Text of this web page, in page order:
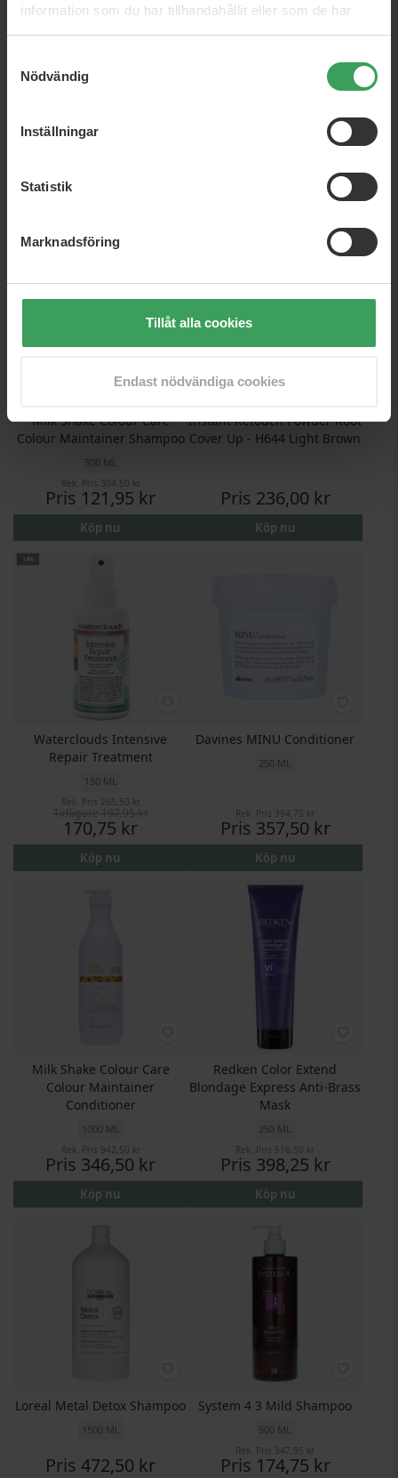
information som du har tillhandahållit eller som de har
samlat in när du har använt deras tjänster.
Nödvändig
Inställningar
Statistik
Marknadsföring
Tillåt alla cookies
Endast nödvändiga cookies
REF Hair And Body Shampoo
Pris
Milk Shake Colour Care
136,75 kr
Milk Shake Colour Care
Colour Maintainer Shampoo
300 ML
Rek. Pris 304,50 kr
Pris 121,95 kr
Köp nu
Instant Retouch Powder Root
Cover Up - H644 Light Brown
Pris 236,00 kr
Köp nu
14%
Waterclouds Intensive
Repair Treatment
150 ML
Rek. Pris 265,50 kr
Pris
170,75 kr
Köp nu
Davines MINU Conditioner
250 ML
Rek. Pris 394,75 kr
Pris 357,50 kr
Köp nu
Milk Shake Colour Care
Colour Maintainer
Conditioner
1000 ML
Rek. Pris 942,50 kr
Pris 346,50 kr
Köp nu
Redken Color Extend
Blondage Express Anti-Brass
Mask
250 ML
Rek. Pris 516,50 kr
Pris 398,25 kr
Köp nu
Loreal Metal Detox Shampoo
1500 ML
Pris 472,50 kr
System 4 3 Mild Shampoo
500 ML
Rek. Pris 347,95 kr
Pris 174,75 kr